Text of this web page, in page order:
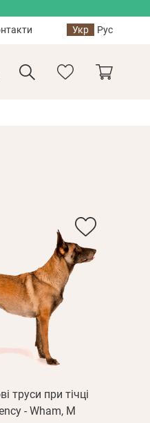
Укр Рус
труси при тічці
- Wham, M